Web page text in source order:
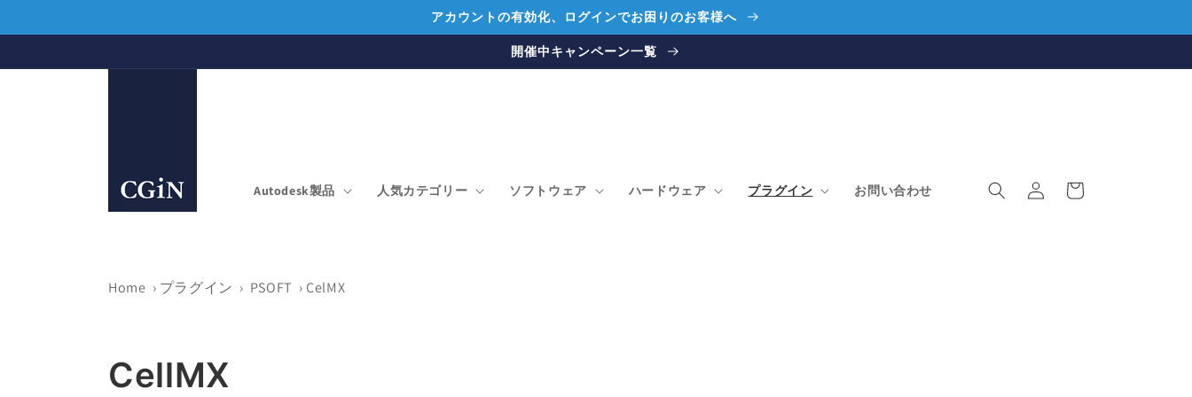
進む
アカウントの有効化、ログインでお困りのお客様へ
開催中キャンペーン一覧
Autodesk製品 人気カテゴリー ソフトウェア ハードウェア プラグイン お問い合わせ
イ
ー
Home › プラグイン › PSOFT ›CelMX
コ
CellMX